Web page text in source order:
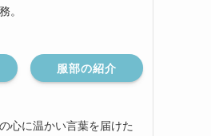
。
服部の紹介
心に温かい言葉を届けた